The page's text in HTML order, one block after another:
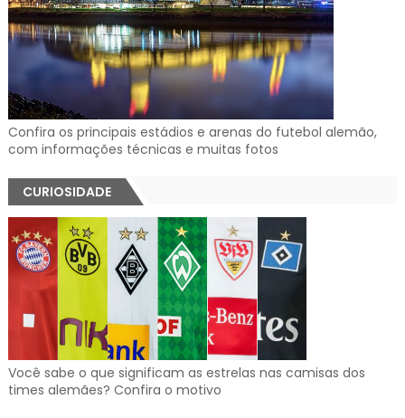
Confira os principais estádios e arenas do futebol alemão,
com informações técnicas e muitas fotos
CURIOSIDADE
Você sabe o que significam as estrelas nas camisas dos
times alemães? Confira o motivo